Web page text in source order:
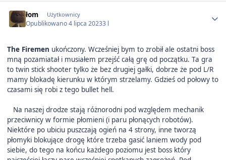
łom Użytkownicy
Opublikowano4 lipca 20233 l
The Firemen ukończony. Wcześniej bym to zrobił ale ostatni boss
mną pozamiatał i musiałem przejść całą grę od początku. Ta gra
to twin stick shooter tylko że bez drugiej gałki, dobrze że pod L/R
mamy blokadę kierunku w którym strzelamy. Gdzieś od połowy to
czasami się robi z tego bullet hell.
Na naszej drodze stają różnorodni pod względem mechanik
przeciwnicy w formie płomieni (i paru płonących robotów).
Niektóre po ubiciu puszczają ogień na 4 strony, inne tworzą
płomyki blokujące drogę które trzeba gasić laniem wody pod
siebie, do tego na końcu każdego poziomu jest boss który